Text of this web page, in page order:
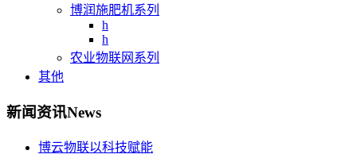
博润施肥机系列
h
h
农业物联网系列
其他
新闻资讯News
博云物联以科技赋能